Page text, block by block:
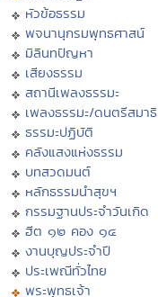
หัวข้อธรรม
พจนานุกรมพุทธศาสน์
มิลินทปัญหา
เสียงธรรม
สถานีเพลงธรรมะ
เพลงธรรมะ/ดนตรีสมาธิ
ธรรมะปฏิบัติ
คลังแสงแห่งธรรม
บทสวดมนต์
หลักธรรมนำสุขฯ
กรรมฐานประจำวันเกิด
ฮีต ๑๒ คอง ๑๔
งานบุญประจำปี
ประเพณีทั่วไทย
พระพุทธเจ้า